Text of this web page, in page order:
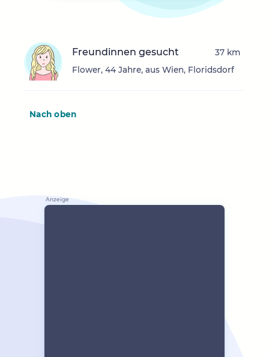
Freundinnen gesucht
Flower, 44 Jahre, aus Wien, Floridsdorf
37 km
Nach oben